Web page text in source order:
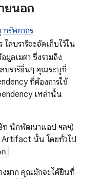
ยนอก
ทรัพยากร
ไลบรารีจะจัดเก็บไว้ใน
มูลเมตา ซึ่งรวมถึง
บรารีอื่นๆ คุณระบุที่
ที่ต้องการใช้
เหล่านั้น
ท นักพัฒนาแอป ฯลฯ)
Artifact นั้น โดยทั่วไป
งมาก คุณมักจะได้ยินที่